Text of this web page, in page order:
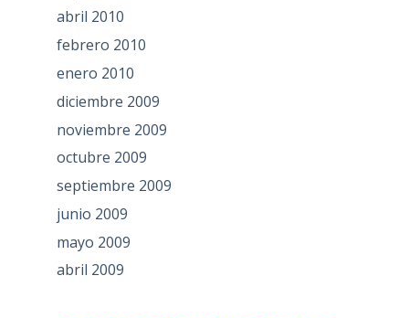
abril 2010
febrero 2010
enero 2010
diciembre 2009
noviembre 2009
octubre 2009
septiembre 2009
junio 2009
mayo 2009
abril 2009